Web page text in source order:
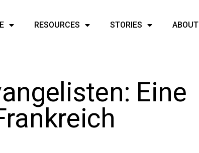
RESOURCES STORIES ABOUT
Eine